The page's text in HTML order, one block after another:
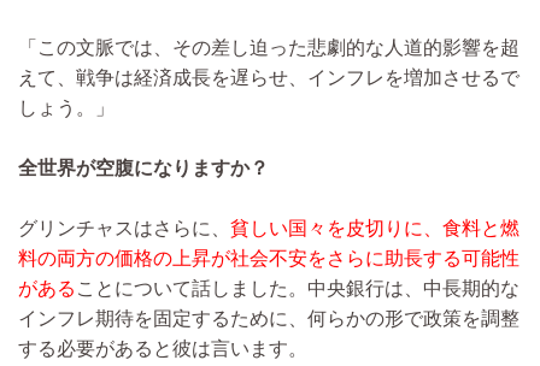
「この文脈では、その差し迫った悲劇的な人道的影響を超
えて、戦争は経済成長を遅らせ、インフレを増加させるで
しょう。」
全世界が空腹になりますか？
グリンチャスはさらに、 貧しい国々を皮切りに、食料と燃
料の両方の価格の上昇が社会不安をさらに助長する可能性
がある ことについて話しました。中央銀行は、中長期的な
インフレ期待を固定するために、何らかの形で政策を調整
する必要があると彼は言います。